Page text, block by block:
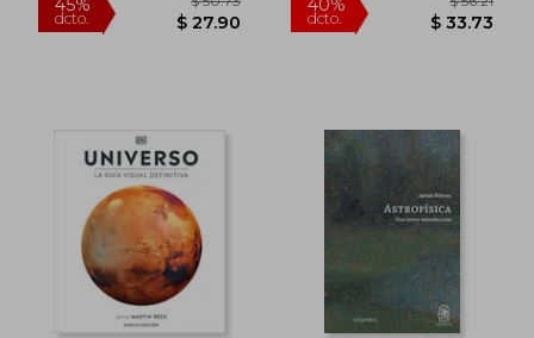
45%
dcto. $ 27.90
40%
dcto.